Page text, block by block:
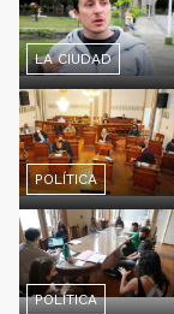
LA CIUDAD
POLÍTICA
POLÍTICA